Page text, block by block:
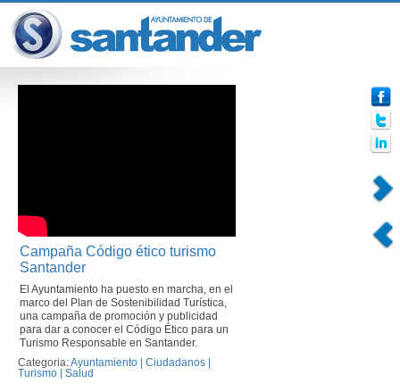
Campaña Código ético turismo
Santander
El Ayuntamiento ha puesto en marcha, en el
marco del Plan de Sostenibilidad Turística,
una campaña de promoción y publicidad
para dar a conocer el Código Ético para un
Turismo Responsable en Santander.
Categoria:Ayuntamiento Ciudadanos
Turismo
Salud